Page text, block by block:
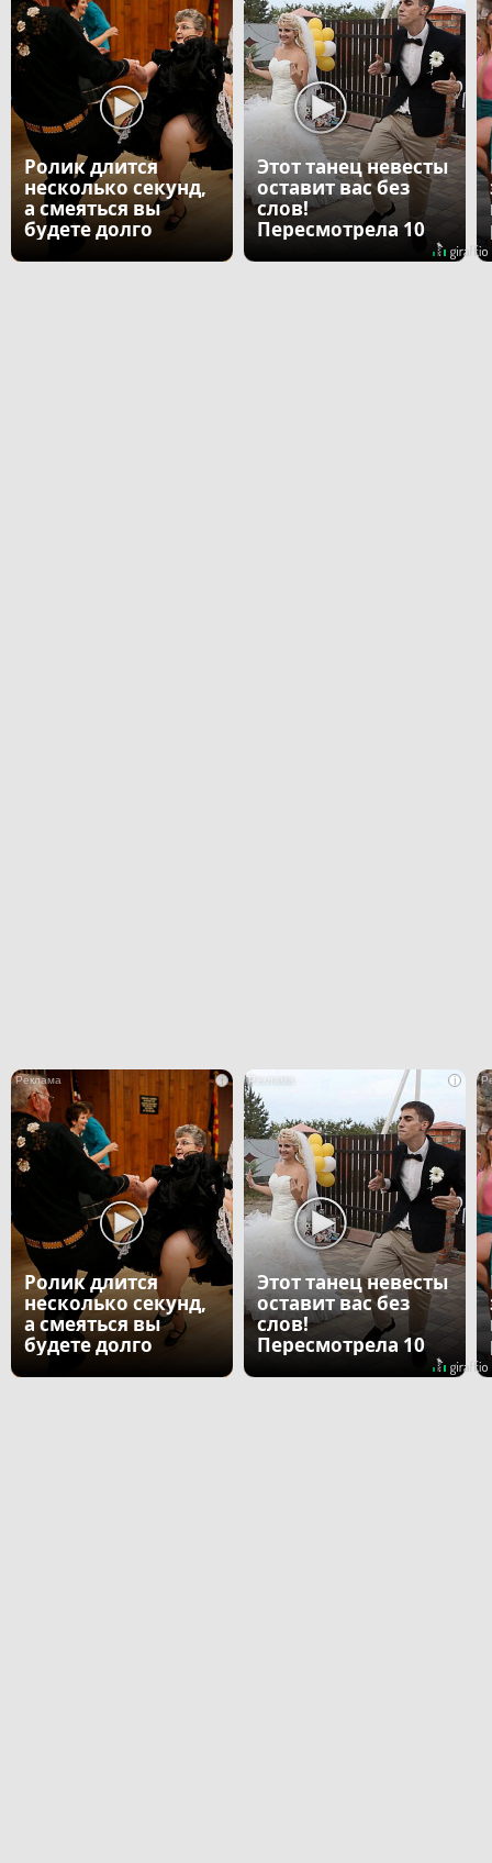
Ролик длится
несколько секунд,
а смеяться вы
будете долго
Этот танец невесты
оставит вас без
слов!
Пересмотрела 10
i
Ролик длится
несколько секунд,
а смеяться вы
будете долго
i
Этот танец невесты
оставит вас без
слов!
Пересмотрела 10